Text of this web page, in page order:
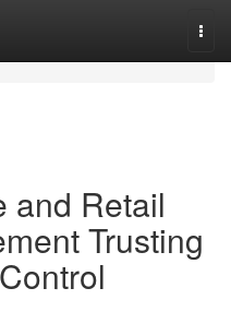
and Retail
Trusting